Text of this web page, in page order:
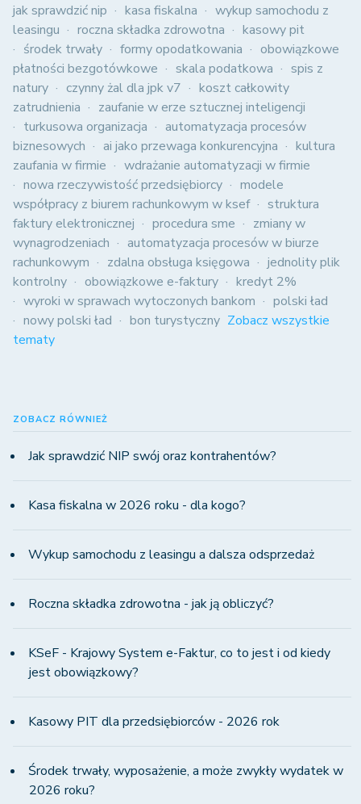
jak sprawdzić nip kasa fiskalna
wykup samochodu z
leasingu
roczna składka zdrowotna
kasowy pit
środek trwały
formy opodatkowania
obowiązkowe
płatności bezgotówkowe
skala podatkowa
spis z
natury
czynny żal dla jpk v7
koszt całkowity
zatrudnienia
zaufanie w erze sztucznej inteligencji
turkusowa organizacja
automatyzacja procesów
biznesowych
ai jako przewaga konkurencyjna
kultura
zaufania w firmie
wdrażanie automatyzacji w firmie
nowa rzeczywistość przedsiębiorcy
modele
współpracy z biurem rachunkowym w ksef
struktura
faktury elektronicznej
procedura sme
zmiany w
wynagrodzeniach
automatyzacja procesów w biurze
rachunkowym
zdalna obsługa księgowa
jednolity plik
kontrolny
obowiązkowe e-faktury
kredyt 2%
wyroki w sprawach wytoczonych bankom
polski ład
nowy polski ład
bon turystyczny Zobacz wszystkie
tematy
ZOBACZ RÓWNIEŻ
Jak sprawdzić NIP swój oraz kontrahentów?
Kasa fiskalna w 2026 roku - dla kogo?
Wykup samochodu z leasingu a dalsza odsprzedaż
Roczna składka zdrowotna - jak ją obliczyć?
KSeF - Krajowy System e-Faktur, co to jest i od kiedy
jest obowiązkowy?
Kasowy PIT dla przedsiębiorców - 2026 rok
Środek trwały, wyposażenie, a może zwykły wydatek w
2026 roku?